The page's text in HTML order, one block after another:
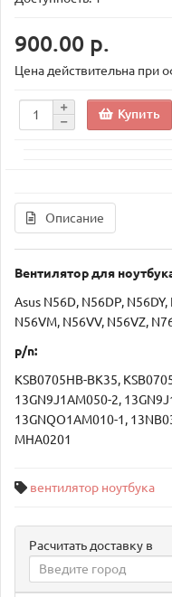
900.00 р.
Цена действительна при
Купить
Описание
Вентилятор для
Asus N56D, N56DP,
N56VM, N56VV, N56VZ,
p/n:
KSB0705HB-BK35,
13GN9J1AM050-2,
13GNQO1AM010-1,
MHA0201
вентилятор ноутбука
Расчитать доставку в